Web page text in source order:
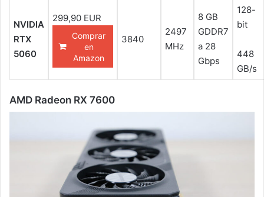
NVIDIA
RTX
5060
299,90 EUR
Comprar
en
Amazon
3840
2497
MHz
8 GB
GDDR7
a 28
Gbps
128-
bit
448
GB/s
AMD Radeon RX 7600